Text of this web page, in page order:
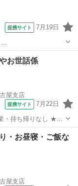
提携サイト 7月19日
[勤務
お世話係
屋支店
提携サイト 7月22日
・持ち帰りなし ★指
い ・お昼寝チェッ
・お昼寝・ご飯な
屋支店